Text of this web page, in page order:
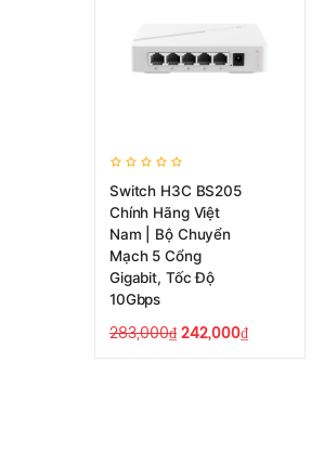
Switch H3C BS205
Chính Hãng Việt
Nam | Bộ Chuyển
Mạch 5 Cổng
Gigabit, Tốc Độ
10Gbps
283,000₫242,000₫